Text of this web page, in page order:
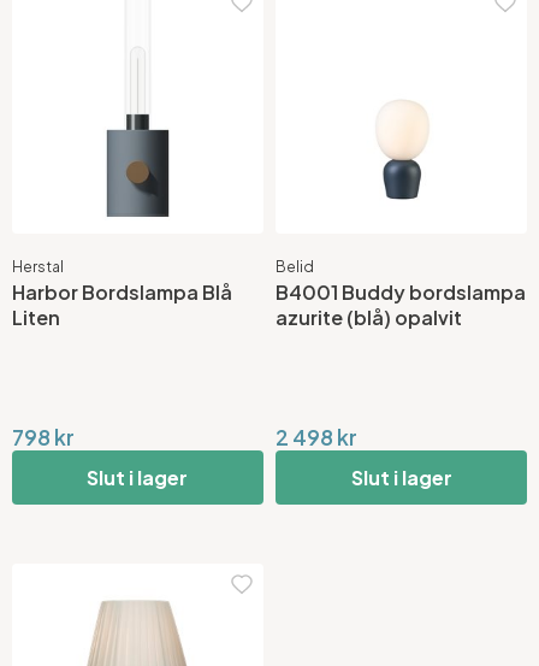
Herstal
Harbor Bordslampa Blå
Liten
798 kr
Slut i lager
Belid
B4001 Buddy bordslampa
azurite (blå) opalvit
2 498 kr
Slut i lager